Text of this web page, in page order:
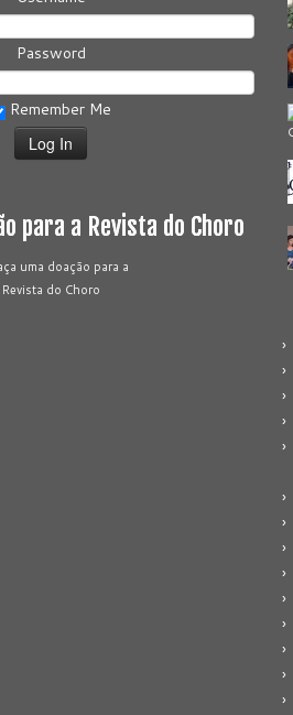
Password
Remember Me
para a Revista do Choro